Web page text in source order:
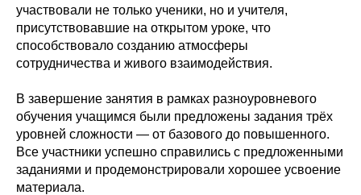
участвовали не только ученики, но и учителя,
присутствовавшие на открытом уроке, что
способствовало созданию атмосферы
сотрудничества и живого взаимодействия.
В завершение занятия в рамках разноуровневого
обучения учащимся были предложены задания трёх
уровней сложности — от базового до повышенного.
Все участники успешно справились с предложенными
заданиями и продемонстрировали хорошее усвоение
материала.